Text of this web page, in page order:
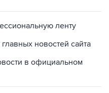
ленту
новостей сайта
в официальном